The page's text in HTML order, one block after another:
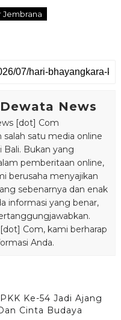
Jembrana
News
[dot] Com
salah satu media online
Bali. Bukan yang
pemberitaan online,
berusaha menyajikan
sebenarnya dan enak
informasi yang benar,
Com, kami berharap
Anda.
Ke-54 Jadi Ajang
Cinta Budaya